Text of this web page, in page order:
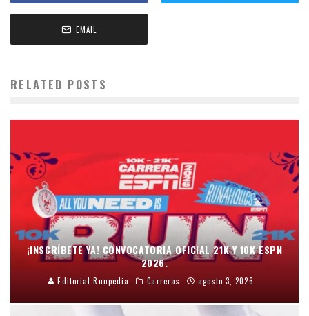
EMAIL
RELATED POSTS
¡INSCRÍBETE YA! CONVOCATORIA OFICIAL 21K Y 10K ESPN
2026.
Editorial Runpedia Carreras agosto 3, 2026